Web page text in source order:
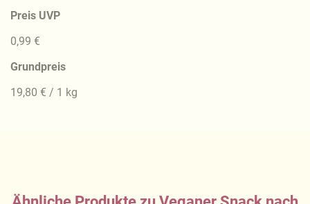
Preis UVP
0,99 €
Grundpreis
19,80 € / 1 kg